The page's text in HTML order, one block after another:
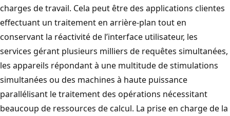
charges de travail. Cela peut être des applications clientes
effectuant un traitement en arrière-plan tout en
conservant la réactivité de l’interface utilisateur, les
services gérant plusieurs milliers de requêtes simultanées,
les appareils répondant à une multitude de stimulations
simultanées ou des machines à haute puissance
parallélisant le traitement des opérations nécessitant
beaucoup de ressources de calcul. La prise en charge de la